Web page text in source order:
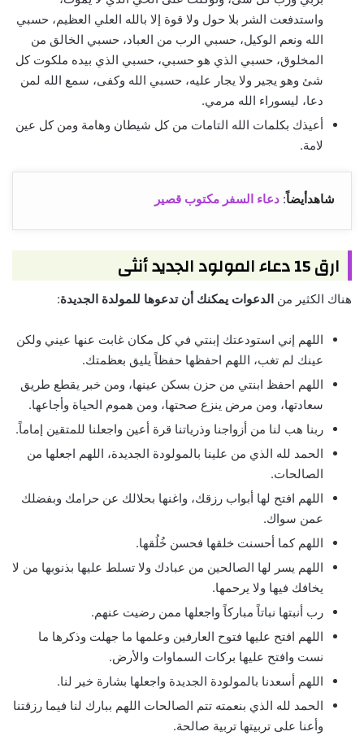
واستدفعت الشر بلا حول ولا قوة إلا بالله العلي العظيم، حسبي
الله ونعم الوكيل، حسبي الرب من العباد، حسبي الخالق من
المخلوق، حسبي الذي هو حسبي، حسبي الذي بيده ملكوت كل
شئ وهو يجير ولا يجار عليه، حسبي الله وكفى، سمع الله لمن
دعا، ليسوراء الله مرمي.
أعيذك بكلمات الله التامات من كل شيطان وهامة ومن كل عين
لامة.
شاهدأيضاً: دعاء السفر مكتوب قصير
ارق 15 دعاء المولود الجديد أنثى
هناك الكثير من الدعوات يمكنك أن تدعوها للمولدة الجديدة:
اللهم إني استودعتك إبنتي في كل مكان غابت عنها عيني ولكن
عينك لم تغب، اللهم احفظها حفظاً يليق بعظمتك.
اللهم احفظ ابنتي من حزن بسكن عينها، ومن خبر يقطع طريق
سعادتها، ومن مرض ينزع صحتها، ومن هموم الحياة وأجاعها.
ربنا هب لنا من أزواجنا وذرياتنا قرة أعين واجعلنا للمتقين إماماً.
الحمد لله الذي من علينا بالمولودة الجديدة، اللهم اجعلها من
الصالحات.
اللهم افتح لها أبواب رزقك، واغنها بحلالك عن حرامك وبفضلك
عمن سواك.
اللهم كما أحسنت خلقها فحسن خُلُقها.
اللهم يسر لها الصالحين من عبادك ولا تسلط عليها بذنوبها من لا
يخافك فيها ولا يرحمها.
رب أنبتها نباتاً مباركاً واجعلها ممن رضيت عنهم.
اللهم افتح عليها فتوح العارفين وعلمها ما جهلت وذكرها ما
نست وافتح عليها بركات السماوات والأرض.
اللهم أسعدنا بالمولودة الجديدة واجعلها بشارة خير لنا.
الحمد لله الذي بنعمته تتم الصالحات اللهم ببارك لنا فيما رزقتنا
وأعنا على تربيتها تربية صالحة.